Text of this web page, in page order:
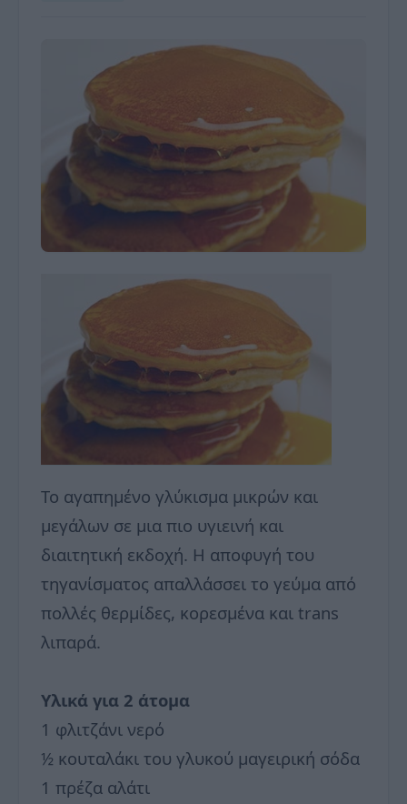
Το αγαπημένο γλύκισμα μικρών και
μεγάλων σε μια πιο υγιεινή και
διαιτητική εκδοχή. Η αποφυγή του
τηγανίσματος απαλλάσσει το γεύμα από
πολλές θερμίδες, κορεσμένα και trans
λιπαρά.
Υλικά για 2 άτομα
1 φλιτζάνι νερό
½ κουταλάκι του γλυκού μαγειρική σόδα
1 πρέζα αλάτι